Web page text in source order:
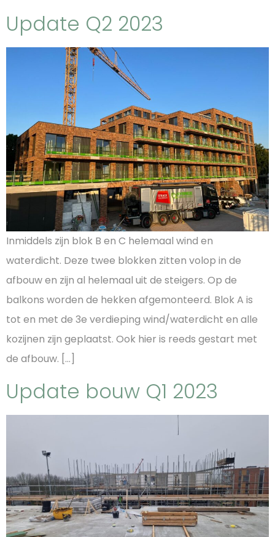
Update Q2 2023
Inmiddels zijn blok B en C helemaal wind en
waterdicht. Deze twee blokken zitten volop in de
afbouw en zijn al helemaal uit de steigers. Op de
balkons worden de hekken afgemonteerd. Blok A is
tot en met de 3e verdieping wind/waterdicht en alle
kozijnen zijn geplaatst. Ook hier is reeds gestart met
de afbouw. […]
Update bouw Q1 2023